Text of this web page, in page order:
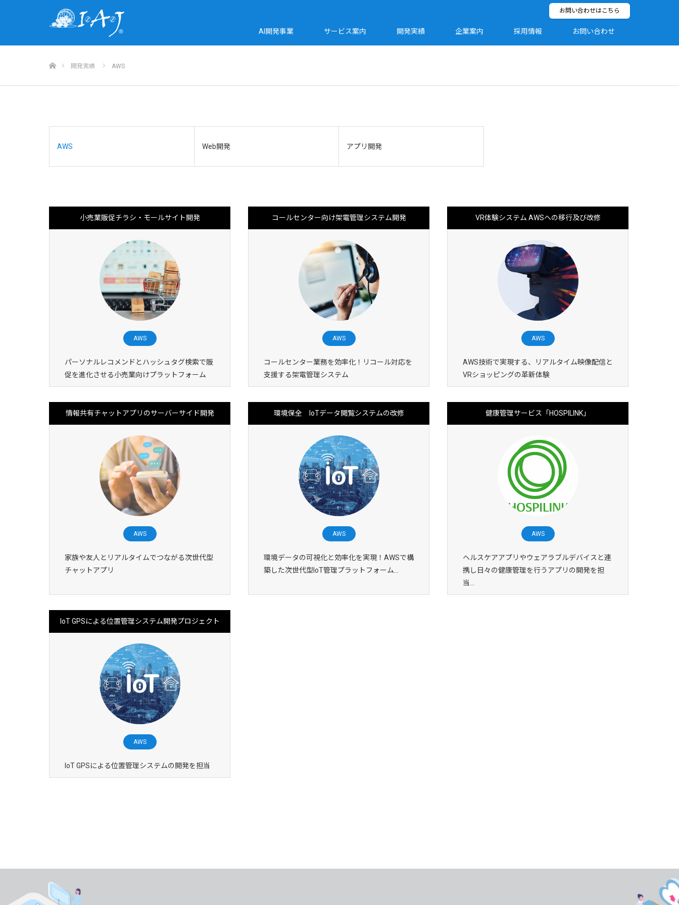
お問い合わせはこちら
AI開発事業 サービス案内 開発実績 企業案内 採用情報 お問い合わせ
開発実績 AWS
AWS Web開発 アプリ開発
小売業販促チラシ・モールサイト開発
AWS
パーソナルレコメンドとハッシュタグ検索で販
促を進化させる小売業向けプラットフォーム
コールセンター向け架電管理システム開発
AWS
コールセンター業務を効率化！リコール対応を
支援する架電管理システム
VR体験システム AWSへの移行及び改修
AWS
AWS技術で実現する、リアルタイム映像配信と
VRショッピングの革新体験
情報共有チャットアプリのサーバーサイド開発
AWS
家族や友人とリアルタイムでつながる次世代型
チャットアプリ
環境保全 IoTデータ閲覧システムの改修
AWS
環境データの可視化と効率化を実現！AWSで構
築した次世代型IoT管理プラットフォーム...
健康管理サービス「HOSPILINK」
AWS
ヘルスケアアプリやウェアラブルデバイスと連
携し日々の健康管理を行うアプリの開発を担
当...
IoT GPSによる位置管理システム開発プロジェクト
AWS
IoT GPSによる位置管理システムの開発を担当